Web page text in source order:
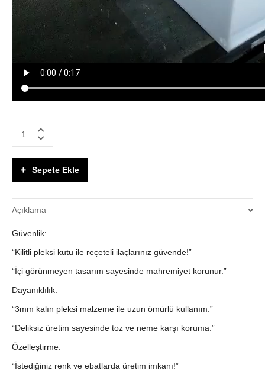
Pleksiden
İlaç
–
İçi
&
Tasarım
quantity
Sepete Ekle
Açıklama
Güvenlik:
“Kilitli pleksi kutu ile reçeteli ilaçlarınız güvende!”
“İçi görünmeyen tasarım sayesinde mahremiyet korunur.”
Dayanıklılık:
“3mm kalın pleksi malzeme ile uzun ömürlü kullanım.”
“Deliksiz üretim sayesinde toz ve neme karşı koruma.”
Özelleştirme:
“İstediğiniz renk ve ebatlarda üretim imkanı!”